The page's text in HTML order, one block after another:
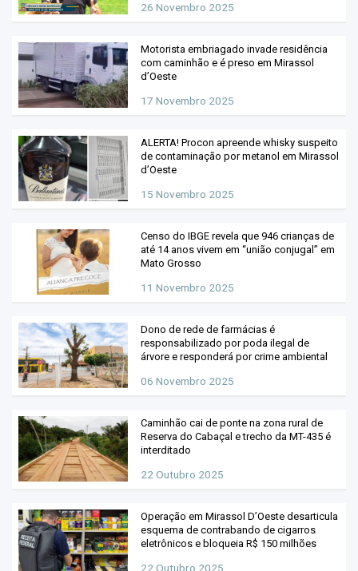
26 Novembro 2025
Motorista embriagado invade residência
com caminhão e é preso em Mirassol
d’Oeste
17 Novembro 2025
ALERTA! Procon apreende whisky suspeito
de contaminação por metanol em Mirassol
d’Oeste
15 Novembro 2025
Censo do IBGE revela que 946 crianças de
até 14 anos vivem em “união conjugal” em
Mato Grosso
11 Novembro 2025
Dono de rede de farmácias é
responsabilizado por poda ilegal de
árvore e responderá por crime ambiental
06 Novembro 2025
Caminhão cai de ponte na zona rural de
Reserva do Cabaçal e trecho da MT-435 é
interditado
22 Outubro 2025
Operação em Mirassol D’Oeste desarticula
esquema de contrabando de cigarros
eletrônicos e bloqueia R$ 150 milhões
22 Outubro 2025